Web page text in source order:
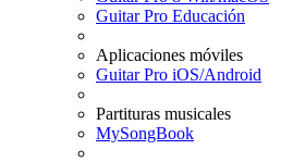
Guitar Pro Educación
Aplicaciones móviles
Guitar Pro iOS/Android
Partituras musicales
MySongBook